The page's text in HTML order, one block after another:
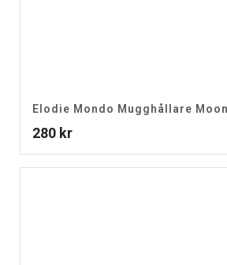
Elodie Mondo Mugghållare
280 kr